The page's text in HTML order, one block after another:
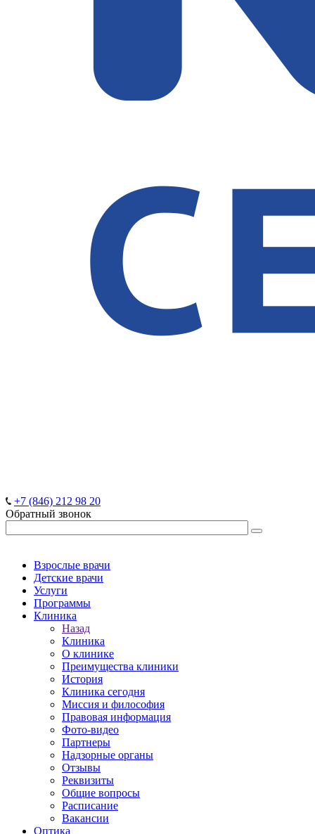
+7 (846) 212 98 20
Обратный звонок
Взрослые врачи
Детские врачи
Услуги
Программы
Клиника
Назад
Клиника
О клинике
Преимущества клиники
История
Клиника сегодня
Миссия и философия
Правовая информация
Фото-видео
Партнеры
Надзорные органы
Отзывы
Реквизиты
Общие вопросы
Расписание
Вакансии
Оптика